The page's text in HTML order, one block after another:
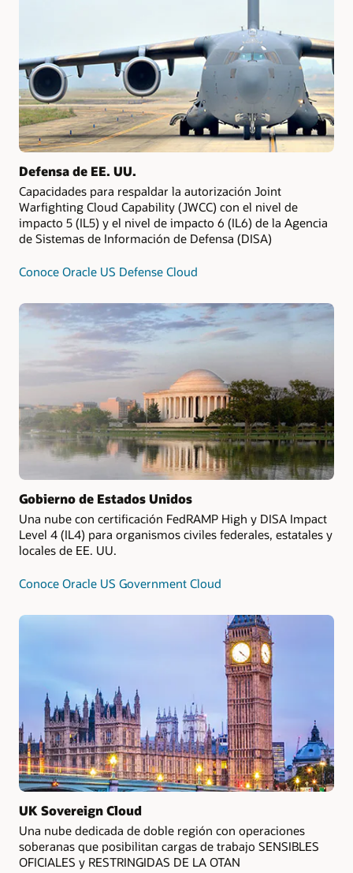
Defensa de EE. UU.
Capacidades para respaldar la autorización Joint
Warfighting Cloud Capability (JWCC) con el nivel de
impacto 5 (IL5) y el nivel de impacto 6 (IL6) de la Agencia
de Sistemas de Información de Defensa (DISA)
Conoce Oracle US Defense Cloud
Gobierno de Estados Unidos
Una nube con certificación FedRAMP High y DISA Impact
Level 4 (IL4) para organismos civiles federales, estatales y
locales de EE. UU.
Conoce Oracle US Government Cloud
UK Sovereign Cloud
Una nube dedicada de doble región con operaciones
soberanas que posibilitan cargas de trabajo SENSIBLES
OFICIALES y RESTRINGIDAS DE LA OTAN